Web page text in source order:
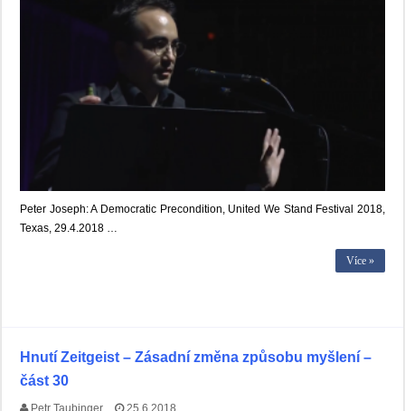
Peter Joseph: A Democratic Precondition, United We Stand Festival 2018,
Texas, 29.4.2018 …
Více »
Hnutí Zeitgeist – Zásadní změna způsobu myšlení –
část 30
Petr Taubinger 25.6.2018